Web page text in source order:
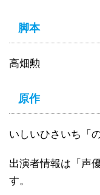
脚本
高畑勲
原作
いしいひさいち「
出演者情報は「声
す。